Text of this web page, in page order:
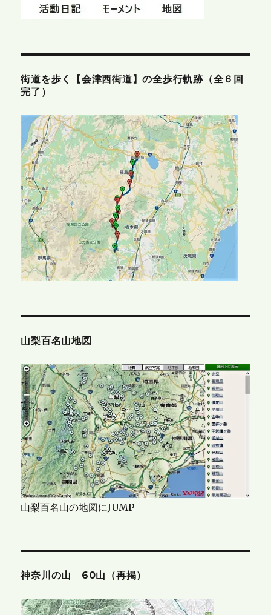
街道を歩く【会津西街道】の全歩行軌跡（全６回
完了）
山梨百名山地図
山梨百名山の地図にJUMP
神奈川の山 60山（再掲）